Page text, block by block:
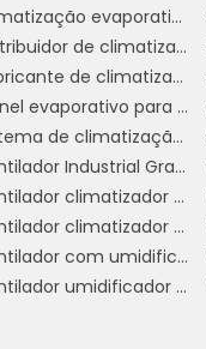
Climatização evaporativa industrial
Distribuidor de climatizador evaporativo
Fabricante de climatizador industrial
Painel evaporativo para climatizador
Sistema de climatização evaporativa
Ventilador Industrial Grande
Ventilador climatizador de coluna
Ventilador climatizador umidificador parede industrial
Ventilador com umidificador industrial
Ventilador umidificador climatizador de ar com água